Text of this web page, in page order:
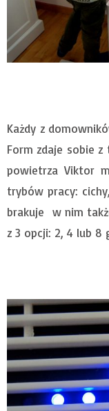
Każdy z
Form zdaje sobie
powietrza Viktor
trybów pracy:
brakuje w nim
z 3 opcji: 2, 4 lub 8